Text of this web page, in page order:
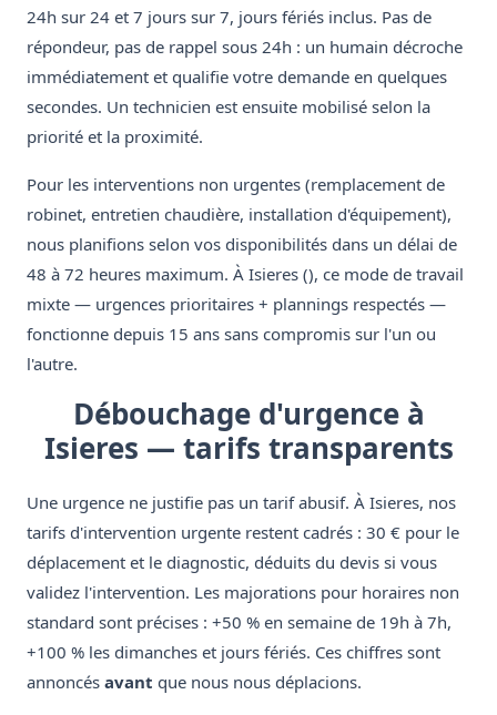
24h sur 24 et 7 jours sur 7, jours fériés inclus. Pas de
répondeur, pas de rappel sous 24h : un humain décroche
immédiatement et qualifie votre demande en quelques
secondes. Un technicien est ensuite mobilisé selon la
priorité et la proximité.
Pour les interventions non urgentes (remplacement de
robinet, entretien chaudière, installation d'équipement),
nous planifions selon vos disponibilités dans un délai de
48 à 72 heures maximum. À Isieres (), ce mode de travail
mixte — urgences prioritaires + plannings respectés —
fonctionne depuis 15 ans sans compromis sur l'un ou
l'autre.
Débouchage d'urgence à
Isieres — tarifs transparents
Une urgence ne justifie pas un tarif abusif. À Isieres, nos
tarifs d'intervention urgente restent cadrés : 30 € pour le
déplacement et le diagnostic, déduits du devis si vous
validez l'intervention. Les majorations pour horaires non
standard sont précises : +50 % en semaine de 19h à 7h,
+100 % les dimanches et jours fériés. Ces chiffres sont
annoncés avant que nous nous déplacions.